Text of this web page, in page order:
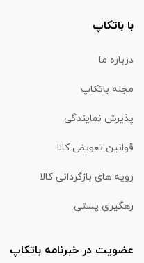
با باتکاپ
درباره ما
مجله باتکاپ
پذیرش نمایندگی
قوانین تعویض کالا
رویه های بازگردانی کالا
رهگیری پستی
عضویت در خبرنامه باتکاپ